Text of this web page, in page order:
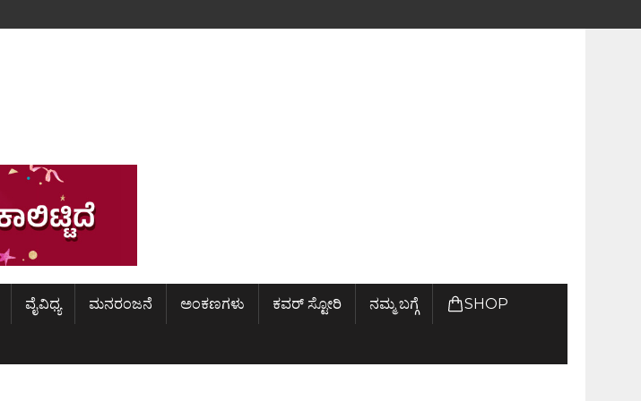
ವೈವಿಧ್ಯ ಮನರಂಜನೆ ಅಂಕಣಗಳು ಕವರ್ ಸ್ಟೋರಿ ನಮ್ಮ ಬಗ್ಗೆ SHOP